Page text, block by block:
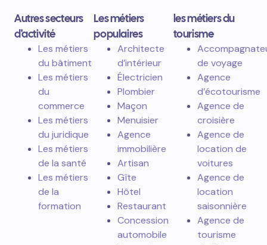
Autres secteurs
d'activité
Les métiers
du bâtiment
Les métiers
du
commerce
Les métiers
du juridique
Les métiers
de la santé
Les métiers
de la
formation
Les métiers
populaires
Architecte
d’intérieur
Électricien
Plombier
Maçon
Menuisier
Agence
immobilière
Artisan
Gîte
Hôtel
Restaurant
Concession
automobile
les métiers du
tourisme
de voyage
Agence
d’écotourisme
Agence de
croisière
Agence de
location de
voitures
Agence de
location
saisonnière
Agence de
tourisme